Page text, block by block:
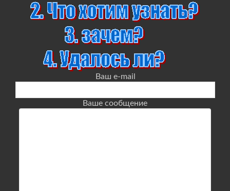
Ваш e-mail
Ваше сообщение